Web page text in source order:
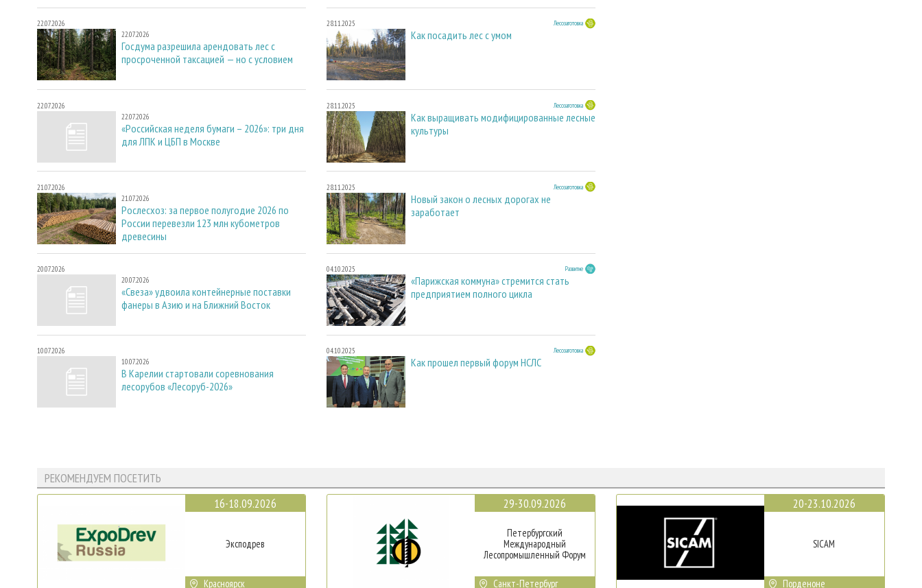
22.07.2026
22.07.2026
Госдума разрешила арендовать лес с
просроченной таксацией — но с условием
22.07.2026
22.07.2026
«Российская неделя бумаги – 2026»: три дня
для ЛПК и ЦБП в Москве
21.07.2026
21.07.2026
Рослесхоз: за первое полугодие 2026 по
России перевезли 123 млн кубометров
древесины
20.07.2026
20.07.2026
«Свеза» удвоила контейнерные поставки
фанеры в Азию и на Ближний Восток
10.07.2026
10.07.2026
В Карелии стартовали соревнования
лесорубов «Лесоруб-2026»
28.11.2025 Лесозаготовка
Как посадить лес с умом
28.11.2025 Лесозаготовка
Как выращивать модифицированные лесные
культуры
28.11.2025 Лесозаготовка
Новый закон о лесных дорогах не
заработает
04.10.2025 Развитие
«Парижская коммуна» стремится стать
предприятием полного цикла
04.10.2025 Лесозаготовка
Как прошел первый форум НСЛС
РЕКОМЕНДУЕМ ПОСЕТИТЬ
16-18.09.2026
Эксподрев
Красноярск
29-30.09.2026
Петербургский
Международный
Лесопромышленный Форум
Санкт-Петербург
20-23.10.2026
SICAM
Порденоне